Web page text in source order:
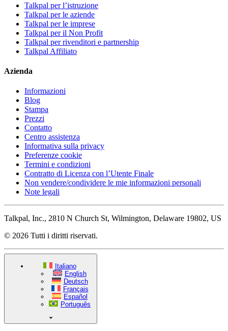
Talkpal per l’istruzione
Talkpal per le aziende
Talkpal per le imprese
Talkpal per il Non Profit
Talkpal per rivenditori e partnership
Talkpal Affiliato
Azienda
Informazioni
Blog
Stampa
Prezzi
Contatto
Centro assistenza
Informativa sulla privacy
Preferenze cookie
Termini e condizioni
Contratto di Licenza con l’Utente Finale
Non vendere/condividere le mie informazioni personali
Note legali
Talkpal, Inc., 2810 N Church St, Wilmington, Delaware 19802, US
© 2026 Tutti i diritti riservati.
Italiano
English
Deutsch
Français
Español
Português